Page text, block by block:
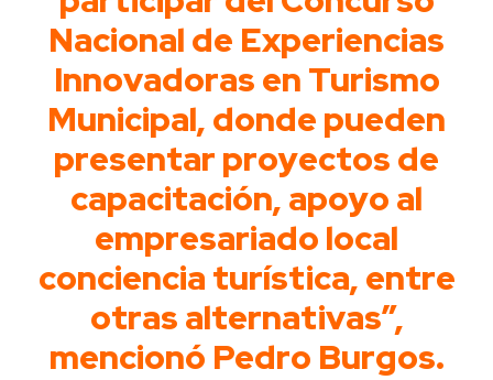
Nacional de Experiencias
Innovadoras en Turismo
Municipal, donde pueden
presentar proyectos de
capacitación, apoyo al
empresariado local
conciencia turística, entre
otras alternativas”,
mencionó Pedro Burgos.